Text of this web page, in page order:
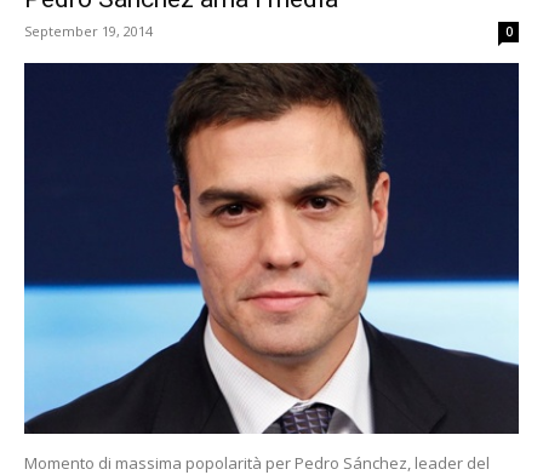
September 19, 2014 0
Momento di massima popolarità per Pedro Sánchez, leader del